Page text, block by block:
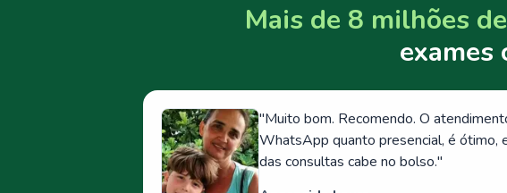
Mais de 8 milhões
exames
"Muito bom. Recomendo. O
WhatsApp quanto presencial, é ótimo,
das consultas cabe no bolso."